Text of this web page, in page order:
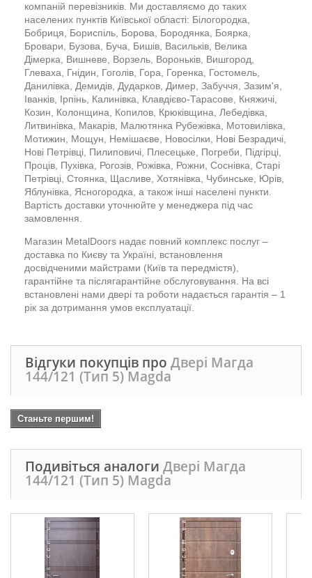
компаній перевізників. Ми доставляємо до таких
населених пунктів Київської області: Білогородка,
Бобриця, Бориспіль, Борова, Бородянка, Боярка,
Бровари, Бузова, Буча, Бишів, Васильків, Велика
Дімерка, Вишневе, Ворзель, Вороньків, Вишгород,
Глеваха, Гнідин, Гоголів, Гора, Горенка, Гостомель,
Данилівка, Демидів, Дударков, Димер, Забуччя, Зазим'я,
Іванків, Ірпінь, Калинівка, Клавдієво-Тарасове, Княжичі,
Козин, Колонщина, Копилов, Крюківщина, Лебедівка,
Литвинівка, Макарів, Малютянка Рубежівка, Мотовилівка,
Мотижин, Мощун, Немішаєве, Новосілки, Нові Безрадичі,
Нові Петрівці, Пилиповичі, Плесецьке, Погреби, Підгірці,
Проців, Пухівка, Рогозів, Рожівка, Рожни, Соснівка, Старі
Петрівці, Стоянка, Щасливе, Хотянівка, Чубинське, Юрів,
Яблунівка, Ясногородка, а також інші населені пункти.
Вартість доставки уточнюйте у менеджера під час
замовлення.
Магазин MetalDoors надає повний комплекс послуг –
доставка по Києву та Україні, встановлення
досвідченими майстрами (Київ та передмістя),
гарантійне та післягарантійне обслуговування. На всі
встановлені нами двері та роботи надається гарантія – 1
рік за дотримання умов експлуатації.
Відгуки покупців про Двері Магда
144/121 (Тип 5) Magda
Станьте першим!
Подивіться аналоги Двері Магда
144/121 (Тип 5) Magda